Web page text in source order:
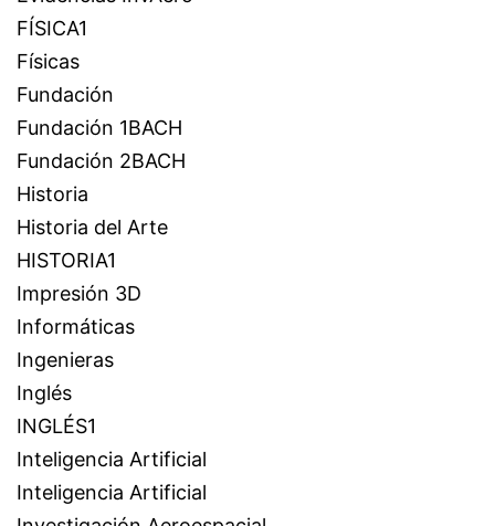
FÍSICA1
Físicas
Fundación
Fundación 1BACH
Fundación 2BACH
Historia
Historia del Arte
HISTORIA1
Impresión 3D
Informáticas
Ingenieras
Inglés
INGLÉS1
Inteligencia Artificial
Inteligencia Artificial